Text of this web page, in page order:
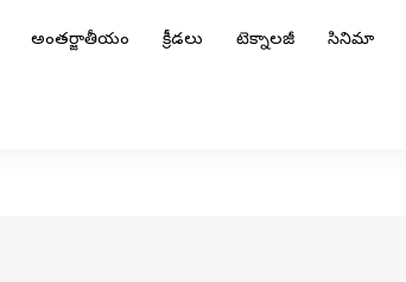
అంతర్జాతీయం క్రీడలు టెక్నాలజీ సినిమా